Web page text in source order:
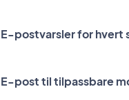
E-postvarsler for hvert
E-post til tilpassbare